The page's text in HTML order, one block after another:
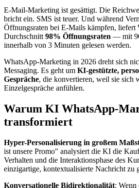
E-Mail-Marketing ist gesättigt. Die
bricht ein. SMS ist teuer. Und während
Öffnungsraten bei E-Mails kämpfen, liefert
Durchschnitt 98% Öffnungsraten — mit
innerhalb von 3 Minuten gelesen werden.
WhatsApp-Marketing in 2026 dreht sich
Messaging. Es geht um KI-gestützte,
Gespräche, die konvertieren, weil sie sich
Einzelgespräche anfühlen.
Warum KI WhatsApp-
transformiert
Hyper-Personalisierung in großem
ist unsere Promo" analysiert die KI die
Verhalten und die Interaktionsphase des
einzigartige, kontextualisierte Nachricht zu
Konversationelle Bidirektionalität: